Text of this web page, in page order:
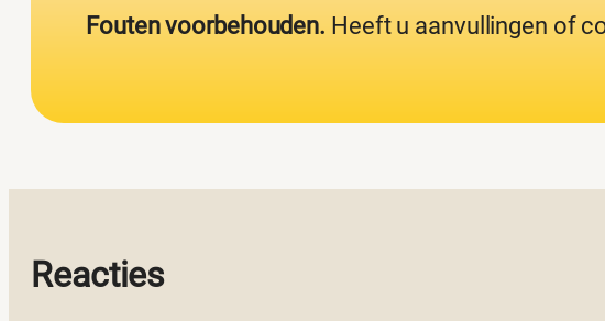
Fouten voorbehouden. Heeft u aanvullingen of
Reacties